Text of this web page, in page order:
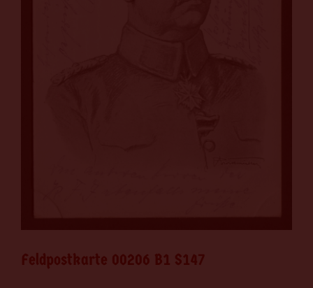
Feldpostkarte 00206 B1 S147